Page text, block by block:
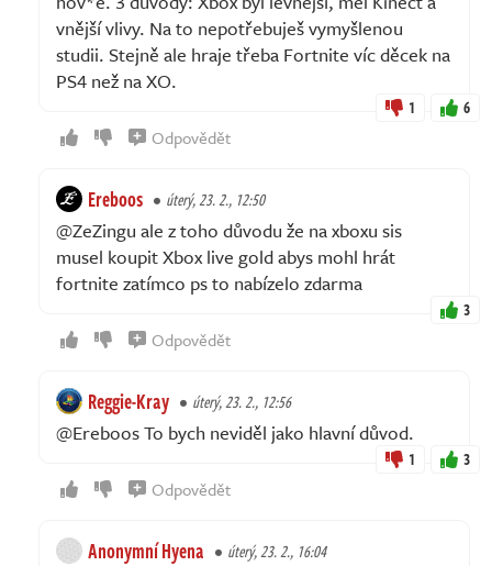
vnější vlivy. Na to nepotřebuješ vymyšlenou
studii. Stejně ale hraje třeba Fortnite víc děcek na
PS4 než na XO.
1 6
Odpovědět
Ereboos úterý, 23. 2., 12:50
@ZeZingu ale z toho důvodu že na xboxu sis
musel koupit Xbox live gold abys mohl hrát
fortnite zatímco ps to nabízelo zdarma
3
Odpovědět
Reggie-Kray úterý, 23. 2., 12:56
@Ereboos To bych neviděl jako hlavní důvod.
1 3
Odpovědět
Anonymní Hyena úterý, 23. 2., 16:04